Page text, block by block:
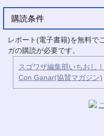
購読条件
レポート(電子書籍)を無料で
ガの購読が必要です。
スゴワザ編集部いちおし
Con Ganar(協賛マガジン)